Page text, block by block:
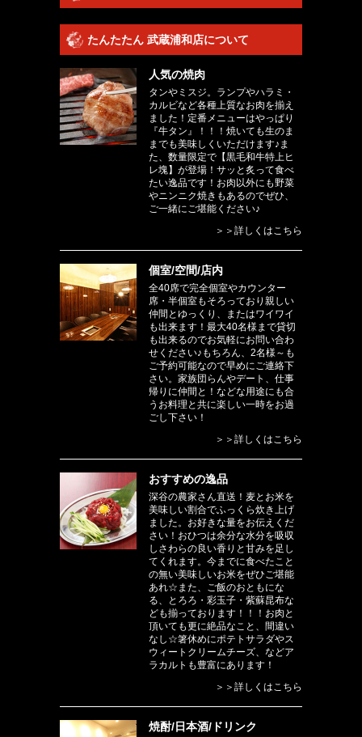
たんたたん 武蔵浦和店について
人気の焼肉
タンやミスジ。ランプやハラミ・
カルビなど各種上質なお肉を揃え
ました！定番メニューはやっぱり
『牛タン』！！！焼いても生のま
までも美味しくいただけます♪ま
た、数量限定で【黒毛和牛特上ヒ
レ塊】が登場！サッと炙って食べ
たい逸品です！お肉以外にも野菜
やニンニク焼きもあるのでぜひ、
ご一緒にご堪能ください♪
＞＞詳しくはこちら
個室/空間/店内
全40席で完全個室やカウンター
席・半個室もそろっており親しい
仲間とゆっくり、またはワイワイ
も出来ます！最大40名様まで貸切
も出来るのでお気軽にお問い合わ
せください♪もちろん、2名様～も
ご予約可能なので早めにご連絡下
さい。家族団らんやデート、仕事
帰りに仲間と！などな用途にも合
うお料理と共に楽しい一時をお過
ごし下さい！
＞＞詳しくはこちら
おすすめの逸品
深谷の農家さん直送！麦とお米を
美味しい割合でふっくら炊き上げ
ました。お好きな量をお伝えくだ
さい！おひつは余分な水分を吸収
しさわらの良い香りと甘みを足し
てくれます。今までに食べたこと
の無い美味しいお米をぜひご堪能
あれ☆また、ご飯のおともにな
る、とろろ・彩玉子・紫蘇昆布な
ども揃っております！！！お肉と
頂いても更に絶品なこと、間違い
なし☆箸休めにポテトサラダやス
ウィートクリームチーズ、などア
ラカルトも豊富にあります！
＞＞詳しくはこちら
焼酎/日本酒/ドリンク